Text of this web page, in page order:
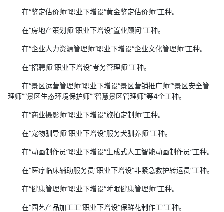
在“鉴定估价师”职业下增设“黄金鉴定估价师”工种。
在“房地产策划师”职业下增设“置业顾问”工种。
在“企业人力资源管理师”职业下增设“企业文化管理师”工种。
在“招聘师”职业下增设“考务管理师”工种。
在“景区运营管理师”职业下增设“景区营销推广师”“景区安全管
理师”“景区生态环境保护师”“智慧景区管理师”等4个工种。
在“商业摄影师”职业下增设“旅拍定制师”工种。
在“宠物驯导师”职业下增设“服务犬驯养师”工种。
在“动画制作员”职业下增设“生成式人工智能动画制作员”工种。
在“医疗临床辅助服务员”职业下增设“非紧急救护转运员”工种。
在“健康管理师”职业下增设“睡眠健康管理师”工种。
在“园艺产品加工工”职业下增设“保鲜花制作工”工种。